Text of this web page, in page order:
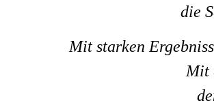
die
Mit starken
Mit